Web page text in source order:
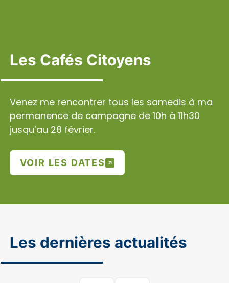
Les Cafés Citoyens
Venez me rencontrer tous les samedis à ma
permanence de campagne de 10h à 11h30
jusqu’au 28 février.
VOIR LES DATES
Les dernières actualités